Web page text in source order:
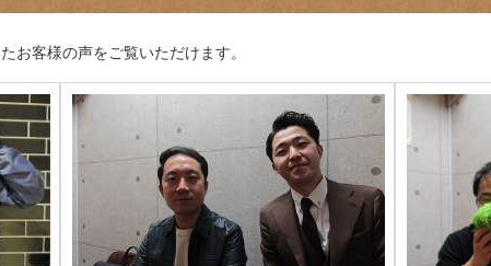
お客様の声をご覧いただけます。